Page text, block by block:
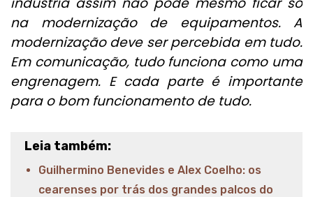
na modernização de equipamentos. A
modernização deve ser percebida em tudo.
Em comunicação, tudo funciona como uma
engrenagem. E cada parte é importante
para o bom funcionamento de tudo.
Leia também:
Guilhermino Benevides e Alex Coelho: os
cearenses por trás dos grandes palcos do